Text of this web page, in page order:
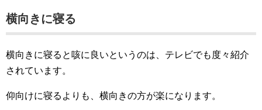
横向きに寝る
横向きに寝ると咳に良いというのは、テレビでも度々紹介
されています。
仰向けに寝るよりも、横向きの方が楽になります。